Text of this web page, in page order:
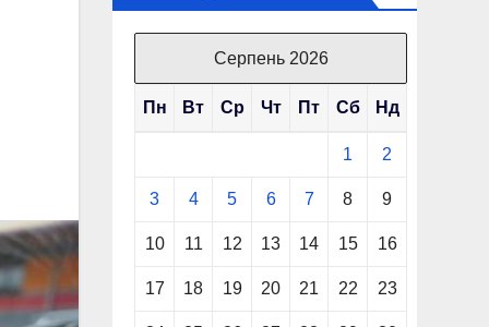
Серпень 2026
Пн Вт Ср Чт Пт Сб Нд
1 2
3 4 5 6 7 8 9
10 11 12 13 14 15 16
17 18 19 20 21 22 23